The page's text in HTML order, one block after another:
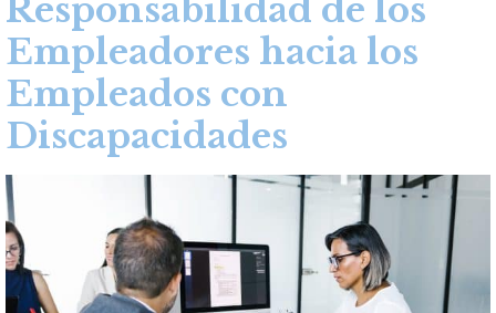
Responsabilidad de los
Empleadores hacia los
Empleados con
Discapacidades